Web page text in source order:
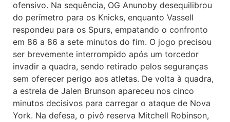
ofensivo. Na sequência, OG Anunoby desequilibrou
do perímetro para os Knicks, enquanto Vassell
respondeu para os Spurs, empatando o confronto
em 86 a 86 a sete minutos do fim. O jogo precisou
ser brevemente interrompido após um torcedor
invadir a quadra, sendo retirado pelos seguranças
sem oferecer perigo aos atletas. De volta à quadra,
a estrela de Jalen Brunson apareceu nos cinco
minutos decisivos para carregar o ataque de Nova
York. Na defesa, o pivô reserva Mitchell Robinson,